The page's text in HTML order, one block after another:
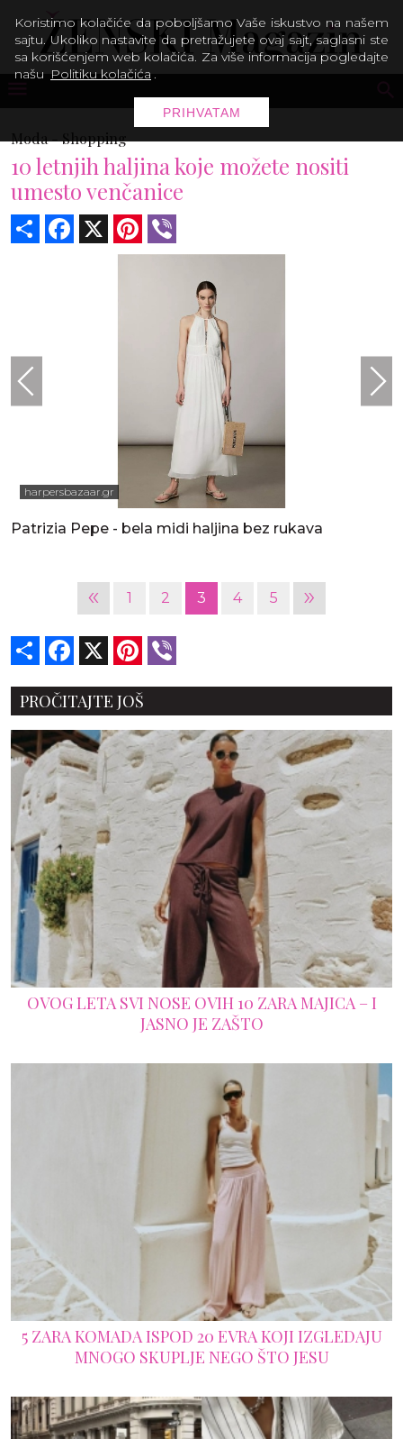
Moda -Shopping
10 letnjih haljina koje možete nositi
umesto venčanice
Share Facebook Pinterest
harpersbazaar.gr
Patrizia Pepe - bela midi haljina bez rukava
« 1 2 3 4 5 »
Share Facebook Pinterest
PROČITAJTE JOŠ
OVOG LETA SVI NOSE OVIH 10 ZARA MAJICA – I
JASNO JE ZAŠTO
5 ZARA KOMADA ISPOD 20 EVRA KOJI IZGLEDAJU
MNOGO SKUPLJE NEGO ŠTO JESU
Koristimo kolačiće da poboljšamo Vaše iskustvo na našem
sajtu. Ukoliko nastavite da pretražujete ovaj sajt, saglasni ste
sa korišćenjem web kolačića. Za više informacija pogledajte
našu Politiku kolačića .
PRIHVATAM